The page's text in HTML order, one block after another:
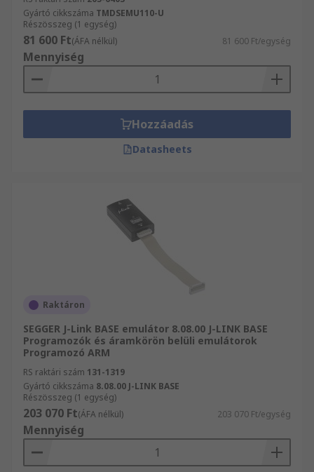
Gyártó cikkszáma TMDSEMU110-U
Részösszeg (1 egység)
81 600 Ft(ÁFA nélkül) 81 600 Ft/egység
Mennyiség
Hozzáadás
Datasheets
Raktáron
SEGGER J-Link BASE emulátor 8.08.00 J-LINK BASE
Programozók és áramkörön belüli emulátorok
Programozó ARM
RS raktári szám 131-1319
Gyártó cikkszáma 8.08.00 J-LINK BASE
Részösszeg (1 egység)
203 070 Ft(ÁFA nélkül) 203 070 Ft/egység
Mennyiség